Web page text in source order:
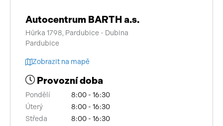
Autocentrum BARTH a.s.
Hůrka 1798, Pardubice - Dubina
Pardubice
Zobrazit na mapě
Provozní doba
Pondělí
8:00 - 16:30
Úterý
8:00 - 16:30
Středa
8:00 - 16:30